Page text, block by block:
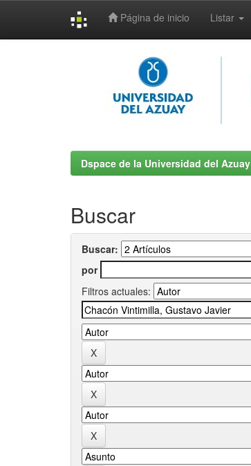
Página de inicio Listar
Dspace de la Universidad del Azuay
Buscar
Buscar:
por
Filtros actuales: